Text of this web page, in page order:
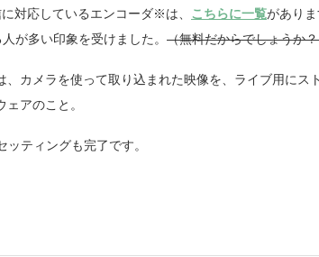
対応しているエンコーダ※は、 こちらに一覧がありま
が多い印象を受けました。 （無料だからでしょうか
カメラを使って取り込まれた映像を、ライブ用にス
ェアのこと。
ッティングも完了です。